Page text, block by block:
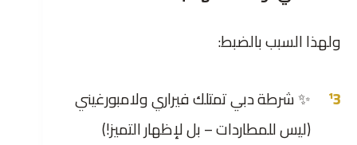
ولهذا السبب بالضبط:
✨ شرطة دبي تمتلك فيراري ولامبورغيني
(ليس للمطاردات – بل لإظهار التميز!)